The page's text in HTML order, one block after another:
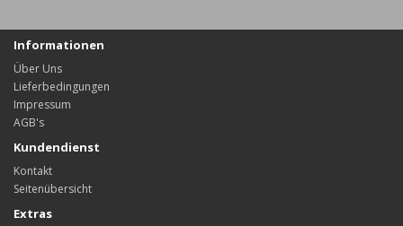
Informationen
Über Uns
Lieferbedingungen
Impressum
AGB's
Kundendienst
Kontakt
Seitenübersicht
Extras